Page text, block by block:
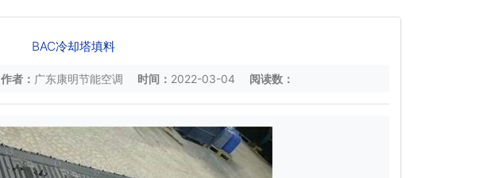
BAC冷却塔填料
作者： 广东康明节能空调 时间： 2022-03-04 阅读数：